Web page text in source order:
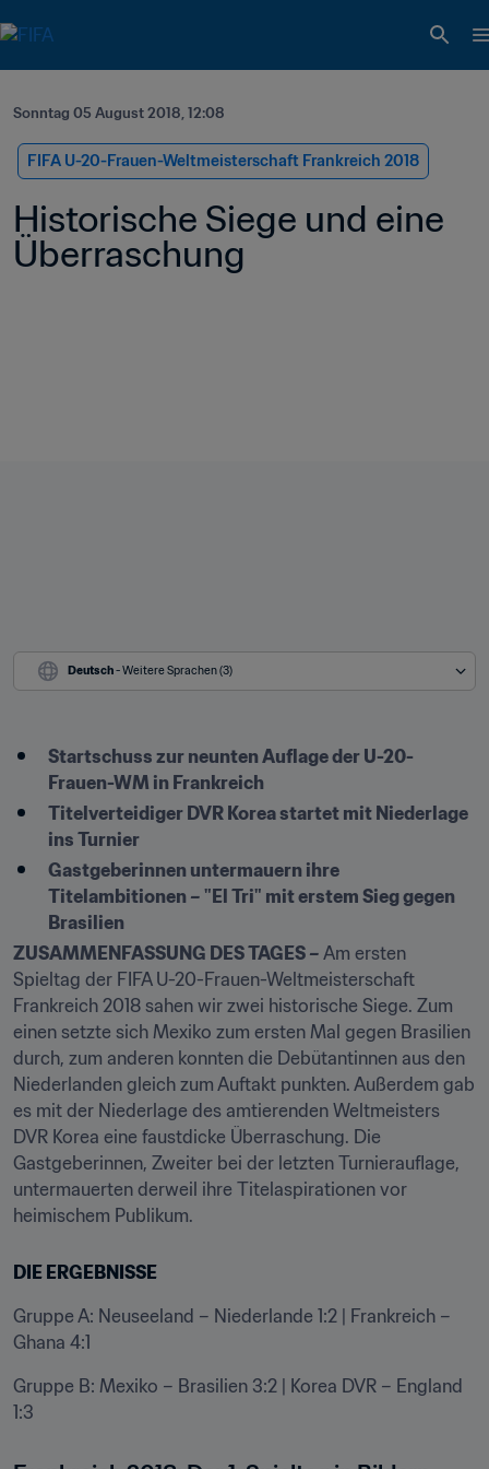
Sonntag 05 August 2018, 12:08
FIFA U-20-Frauen-Weltmeisterschaft Frankreich 2018
Historische Siege und eine
Überraschung
Deutsch - Weitere Sprachen (3)
Startschuss zur neunten Auflage der U-20-
Frauen-WM in Frankreich
Titelverteidiger DVR Korea startet mit Niederlage
ins Turnier
Gastgeberinnen untermauern ihre
Titelambitionen – "El Tri" mit erstem Sieg gegen
Brasilien
ZUSAMMENFASSUNG DES TAGES – Am ersten
Spieltag der FIFA U-20-Frauen-Weltmeisterschaft
Frankreich 2018 sahen wir zwei historische Siege. Zum
einen setzte sich Mexiko zum ersten Mal gegen Brasilien
durch, zum anderen konnten die Debütantinnen aus den
Niederlanden gleich zum Auftakt punkten. Außerdem gab
es mit der Niederlage des amtierenden Weltmeisters
DVR Korea eine faustdicke Überraschung. Die
Gastgeberinnen, Zweiter bei der letzten Turnierauflage,
untermauerten derweil ihre Titelaspirationen vor
heimischem Publikum.
DIE ERGEBNISSE
Gruppe A: Neuseeland – Niederlande 1:2 | Frankreich –
Ghana 4:1
Gruppe B: Mexiko – Brasilien 3:2 | Korea DVR – England
1:3